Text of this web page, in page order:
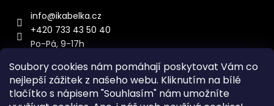
Soubory cookies nám pomáhají poskytovat Vám co
nejlepší zážitek z našeho webu. Kliknutím na bílé
tlačítko s nápisem "Souhlasím" nám umožníte
info@ikabelka.cz
+420 733 43 50 40
Po-Pá, 9-17h